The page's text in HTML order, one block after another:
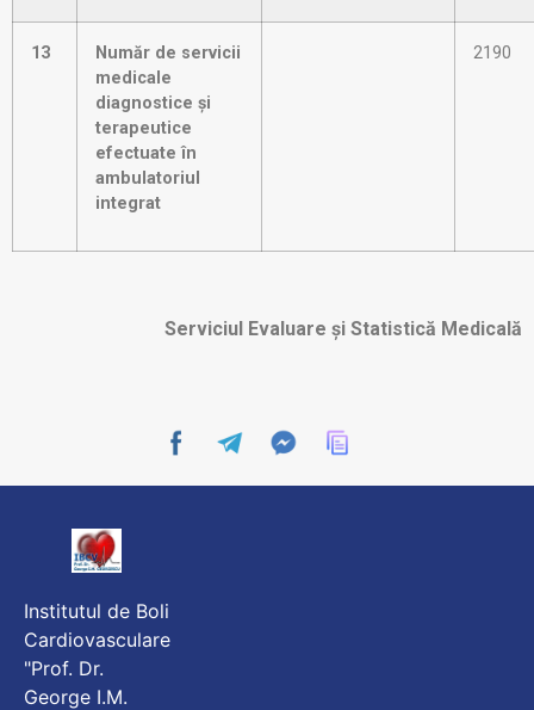
13
Număr de servicii
medicale
diagnostice și
terapeutice
efectuate în
ambulatoriul
integrat
2190
Serviciul Evaluare și Statistică Medicală
Institutul de Boli
Cardiovasculare
"Prof. Dr.
George I.M.